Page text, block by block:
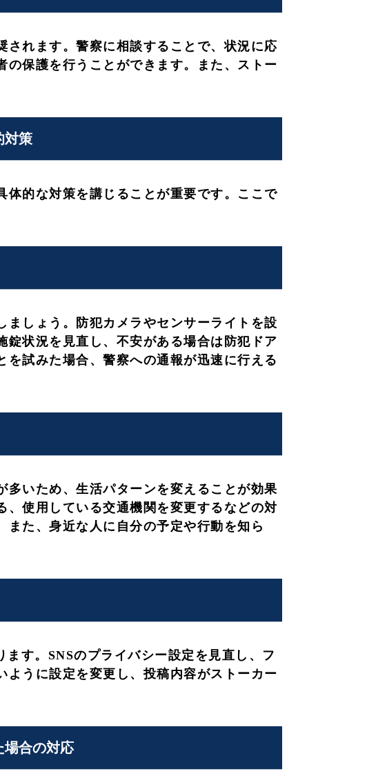
れます。警察に相談することで、状況に応
の保護を行うことができます。また、ストー
対策
的な対策を講じることが重要です。ここで
しょう。防犯カメラやセンサーライトを設
状況を見直し、不安がある場合は防犯ドア
試みた場合、警察への通報が迅速に行える
いため、生活パターンを変えることが効果
使用している交通機関を変更するなどの対
た、身近な人に自分の予定や行動を知ら
す。SNSのプライバシー設定を見直し、フ
うに設定を変更し、投稿内容がストーカー
場合の対応